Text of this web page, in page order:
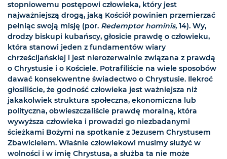
stopniowemu postępowi człowieka, który jest
najważniejszą drogą, jaką Kościół powinien przemierzać
pełniąc swoją misję (por. Redemptor hominis,14). Wy,
drodzy biskupi kubańscy, głosicie prawdę o człowieku,
która stanowi jeden z fundamentów wiary
chrześcijańskiej i jest nierozerwalnie związana z prawdą
o Chrystusie i o Kościele. Potrafiliście na wiele sposobów
dawać konsekwentne świadectwo o Chrystusie. Ilekroć
głosiliście, że godność człowieka jest ważniejsza niż
jakakolwiek struktura społeczna, ekonomiczna lub
polityczna, obwieszczaliście prawdę moralną, która
wywyższa człowieka i prowadzi go niezbadanymi
ścieżkami Bożymi na spotkanie z Jezusem Chrystusem
Zbawicielem. Właśnie człowiekowi musimy służyć w
wolności i w imię Chrystusa, a służba ta nie może